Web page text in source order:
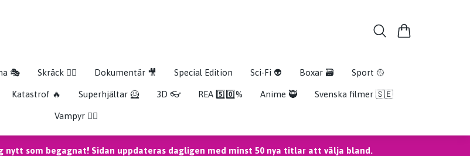
🎭 Skräck 🧟‍♂️ Dokumentär 🎥 Special Edition Sci-Fi 👽 Boxar 🗃️ Sport 🥎
Katastrof 🔥 Superhjältar 🦸 3D 👓 REA 5️⃣0️⃣% Anime 🥷 Svenska filmer 🇸🇪
Vampyr 🧛‍♀️
som begagnat! Sidan uppdateras dagligen med minst 50 nya titlar att välja bland.